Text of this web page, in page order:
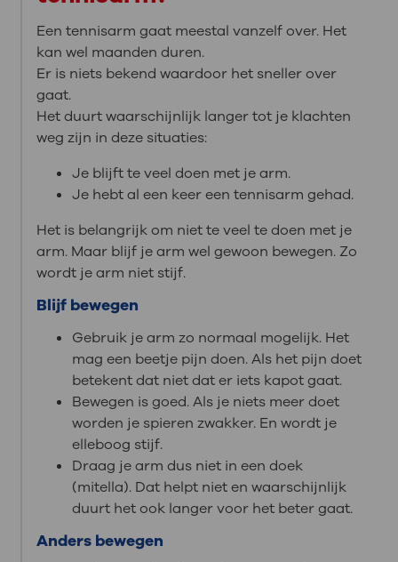
Een tennisarm gaat meestal vanzelf over. Het
kan wel maanden duren.
Er is niets bekend waardoor het sneller over
gaat.
Het duurt waarschijnlijk langer tot je klachten
weg zijn in deze situaties:
Je blijft te veel doen met je arm.
Je hebt al een keer een tennisarm gehad.
Het is belangrijk om niet te veel te doen met je
arm. Maar blijf je arm wel gewoon bewegen. Zo
wordt je arm niet stijf.
Blijf bewegen
Gebruik je arm zo normaal mogelijk. Het
mag een beetje pijn doen. Als het pijn doet
betekent dat niet dat er iets kapot gaat.
Bewegen is goed. Als je niets meer doet
worden je spieren zwakker. En wordt je
elleboog stijf.
Draag je arm dus niet in een doek
(mitella). Dat helpt niet en waarschijnlijk
duurt het ook langer voor het beter gaat.
Anders bewegen